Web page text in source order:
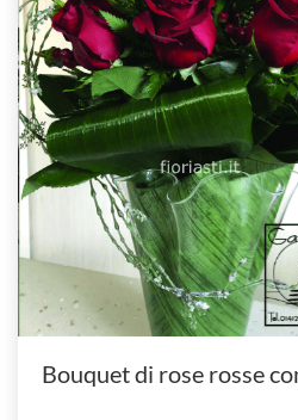
Bouquet di rose rosse